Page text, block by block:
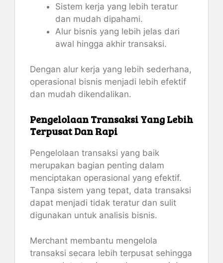
Sistem kerja yang lebih teratur
dan mudah dipahami.
Alur bisnis yang lebih jelas dari
awal hingga akhir transaksi.
Dengan alur kerja yang lebih sederhana,
operasional bisnis menjadi lebih efektif
dan mudah dikendalikan.
Pengelolaan Transaksi Yang Lebih
Terpusat Dan Rapi
Pengelolaan transaksi yang baik
merupakan bagian penting dalam
menciptakan operasional yang efektif.
Tanpa sistem yang tepat, data transaksi
dapat menjadi tidak teratur dan sulit
digunakan untuk analisis bisnis.
Merchant membantu mengelola
transaksi secara lebih terpusat sehingga